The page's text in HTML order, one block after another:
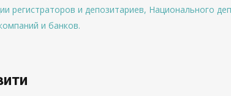
регистраторов и депозитариев, Национального
и банков.